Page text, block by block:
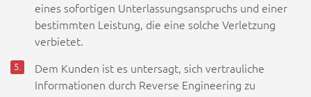
eines sofortigen Unterlassungsanspruchs und einer
bestimmten Leistung, die eine solche Verletzung
verbietet.
Dem Kunden ist es untersagt, sich vertrauliche
Informationen durch Reverse Engineering zu